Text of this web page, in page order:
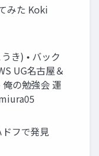
みた Koki
き) • バック
UG名古屋＆
俺の勉強会 運
フで発見